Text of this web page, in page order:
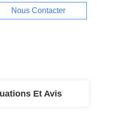
Nous Contacter
Et Avis